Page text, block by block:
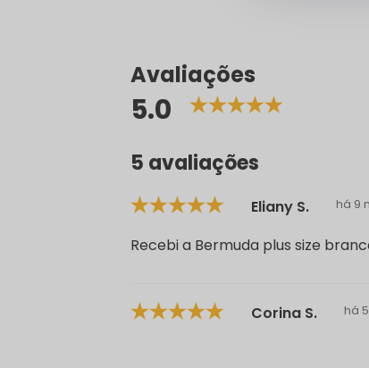
Avaliações
5.0
5 avaliações
Eliany S. há 9
Recebi a Bermuda plus size
Corina S. há